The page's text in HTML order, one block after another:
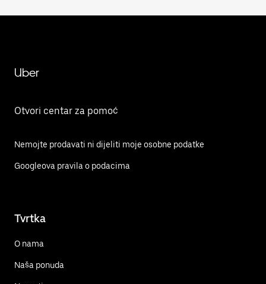
Uber
Otvori centar za pomoć
Nemojte prodavati ni dijeliti moje osobne podatke
Googleova pravila o podacima
Tvrtka
O nama
Naša ponuda